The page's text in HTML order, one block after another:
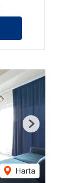
Harta
Next